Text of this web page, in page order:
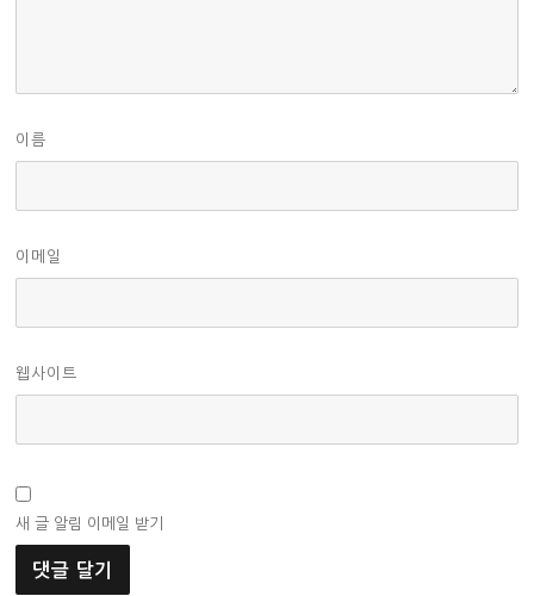
이름
이메일
웹사이트
새 글 알림 이메일 받기